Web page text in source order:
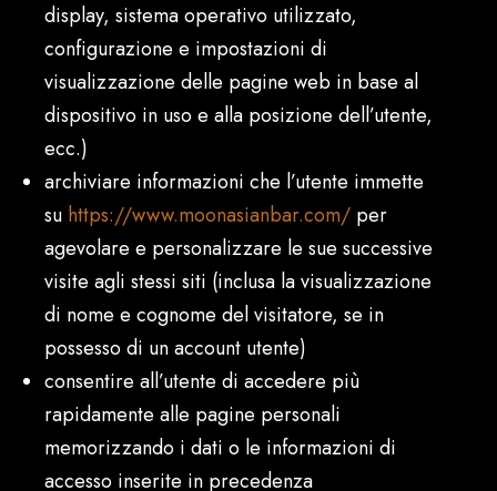
display, sistema operativo utilizzato,
configurazione e impostazioni di
visualizzazione delle pagine web in base al
dispositivo in uso e alla posizione dell’utente,
ecc.)
archiviare informazioni che l’utente immette
su https://www.moonasianbar.com/ per
agevolare e personalizzare le sue successive
visite agli stessi siti (inclusa la visualizzazione
di nome e cognome del visitatore, se in
possesso di un account utente)
consentire all’utente di accedere più
rapidamente alle pagine personali
memorizzando i dati o le informazioni di
accesso inserite in precedenza